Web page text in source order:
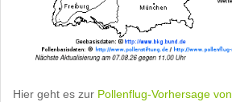
Hier geht es zur Pollenflug-Vorhersage von